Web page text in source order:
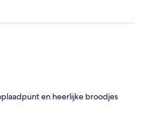
en heerlijke broodjes